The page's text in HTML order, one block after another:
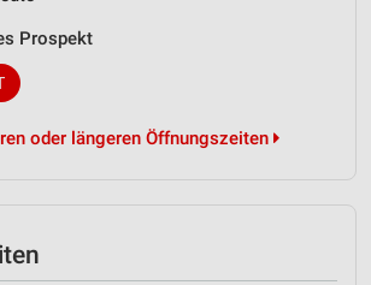
Prospekt
oder längeren Öffnungszeiten